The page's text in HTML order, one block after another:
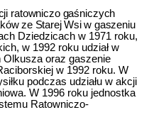
ratowniczo gaśniczych
ze Starej Wsi w gaszeniu
Dziedzicach w 1971 roku,
w 1992 roku udział w
oraz gaszenie
w 1992 roku. W
podczas udziału w akcji
W 1996 roku jednostka
Ra­towniczo-